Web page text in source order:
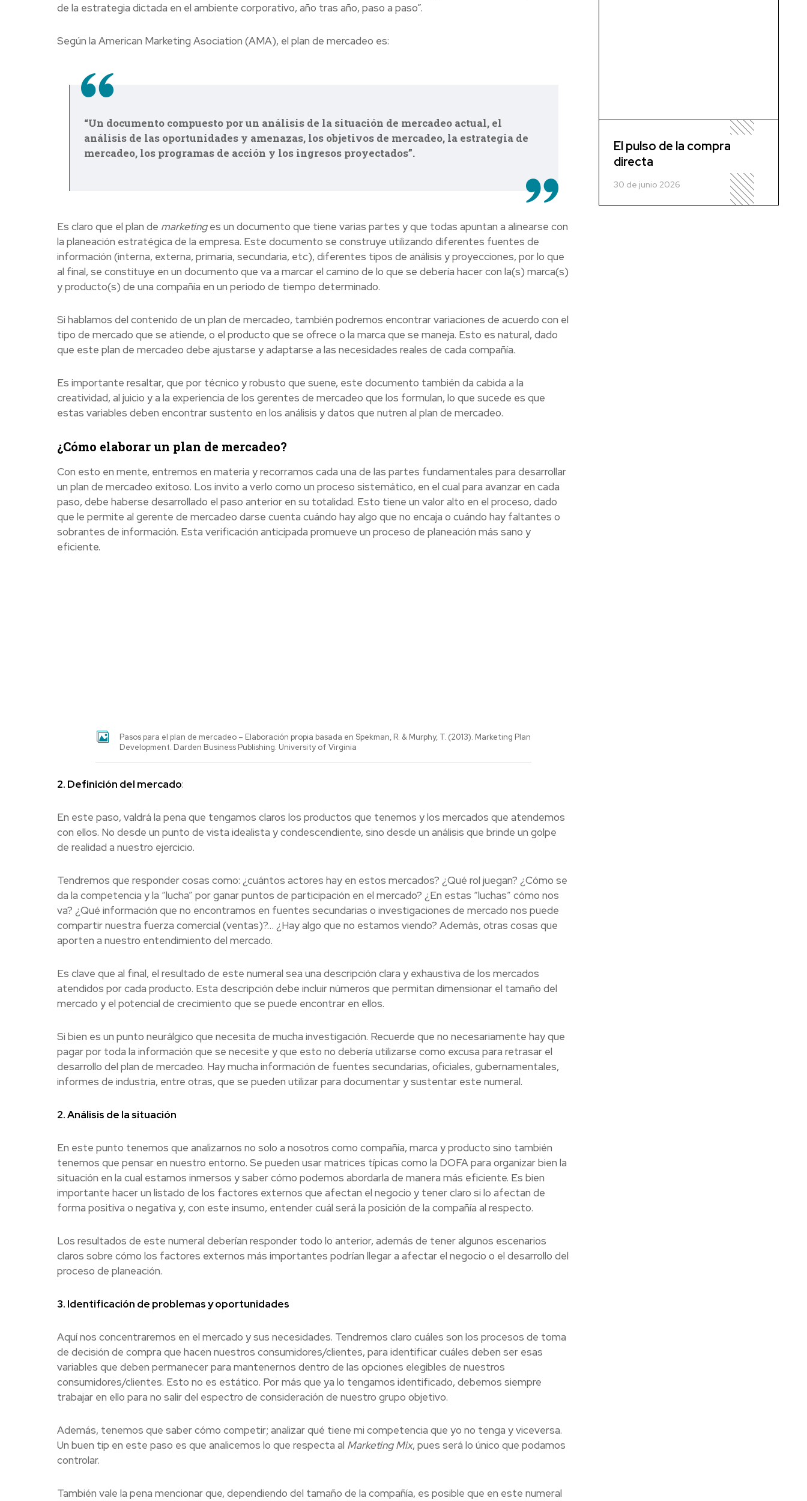
de la estrategia dictada en el ambiente corporativo, año tras año, paso a paso”.
Según la American Marketing Asociation (AMA), el plan de mercadeo es:
“Un documento compuesto por un análisis de la situación de mercadeo actual, el
análisis de las oportunidades y amenazas, los objetivos de mercadeo, la estrategia de
mercadeo, los programas de acción y los ingresos proyectados”.
Es claro que el plan de marketinges un documento que tiene varias partes y que todas apuntan a alinearse con
la planeación estratégica de la empresa. Este documento se construye utilizando diferentes fuentes de
información (interna, externa, primaria, secundaria, etc), diferentes tipos de análisis y proyecciones, por lo que
al final, se constituye en un documento que va a marcar el camino de lo que se debería hacer con la(s) marca(s)
y producto(s) de una compañía en un periodo de tiempo determinado.
Si hablamos del contenido de un plan de mercadeo, también podremos encontrar variaciones de acuerdo con el
tipo de mercado que se atiende, o el producto que se ofrece o la marca que se maneja. Esto es natural, dado
que este plan de mercadeo debe ajustarse y adaptarse a las necesidades reales de cada compañía.
Es importante resaltar, que por técnico y robusto que suene, este documento también da cabida a la
creatividad, al juicio y a la experiencia de los gerentes de mercadeo que los formulan, lo que sucede es que
estas variables deben encontrar sustento en los análisis y datos que nutren al plan de mercadeo.
¿Cómo elaborar un plan de mercadeo?
Con esto en mente, entremos en materia y recorramos cada una de las partes fundamentales para desarrollar
un plan de mercadeo exitoso. Los invito a verlo como un proceso sistemático, en el cual para avanzar en cada
paso, debe haberse desarrollado el paso anterior en su totalidad. Esto tiene un valor alto en el proceso, dado
que le permite al gerente de mercadeo darse cuenta cuándo hay algo que no encaja o cuándo hay faltantes o
sobrantes de información. Esta verificación anticipada promueve un proceso de planeación más sano y
eficiente.
Pasos para el plan de mercadeo – Elaboración propia basada en Spekman, R. & Murphy, T. (2013). Marketing Plan
Development. Darden Business Publishing. University of Virginia
2. Definición del mercado:
En este paso, valdrá la pena que tengamos claros los productos que tenemos y los mercados que atendemos
con ellos. No desde un punto de vista idealista y condescendiente, sino desde un análisis que brinde un golpe
de realidad a nuestro ejercicio.
Tendremos que responder cosas como: ¿cuántos actores hay en estos mercados? ¿Qué rol juegan? ¿Cómo se
da la competencia y la “lucha” por ganar puntos de participación en el mercado? ¿En estas “luchas” cómo nos
va? ¿Qué información que no encontramos en fuentes secundarias o investigaciones de mercado nos puede
compartir nuestra fuerza comercial (ventas)?… ¿Hay algo que no estamos viendo? Además, otras cosas que
aporten a nuestro entendimiento del mercado.
Es clave que al final, el resultado de este numeral sea una descripción clara y exhaustiva de los mercados
atendidos por cada producto. Esta descripción debe incluir números que permitan dimensionar el tamaño del
mercado y el potencial de crecimiento que se puede encontrar en ellos.
Si bien es un punto neurálgico que necesita de mucha investigación. Recuerde que no necesariamente hay que
pagar por toda la información que se necesite y que esto no debería utilizarse como excusa para retrasar el
desarrollo del plan de mercadeo. Hay mucha información de fuentes secundarias, oficiales, gubernamentales,
informes de industria, entre otras, que se pueden utilizar para documentar y sustentar este numeral.
2. Análisis de la situación
En este punto tenemos que analizarnos no solo a nosotros como compañía, marca y producto sino también
tenemos que pensar en nuestro entorno. Se pueden usar matrices típicas como la DOFA para organizar bien la
situación en la cual estamos inmersos y saber cómo podemos abordarla de manera más eficiente. Es bien
importante hacer un listado de los factores externos que afectan el negocio y tener claro si lo afectan de
forma positiva o negativa y, con este insumo, entender cuál será la posición de la compañía al respecto.
Los resultados de este numeral deberían responder todo lo anterior, además de tener algunos escenarios
claros sobre cómo los factores externos más importantes podrían llegar a afectar el negocio o el desarrollo del
proceso de planeación.
3. Identificación de problemas y oportunidades
Aquí nos concentraremos en el mercado y sus necesidades. Tendremos claro cuáles son los procesos de toma
de decisión de compra que hacen nuestros consumidores/clientes, para identificar cuáles deben ser esas
variables que deben permanecer para mantenernos dentro de las opciones elegibles de nuestros
consumidores/clientes. Esto no es estático. Por más que ya lo tengamos identificado, debemos siempre
trabajar en ello para no salir del espectro de consideración de nuestro grupo objetivo.
Además, tenemos que saber cómo competir; analizar qué tiene mi competencia que yo no tenga y viceversa.
Un buen tip en este paso es que analicemos lo que respecta al Marketing Mix, pues será lo único que podamos
controlar.
También vale la pena mencionar que, dependiendo del tamaño de la compañía, es posible que en este numeral
El pulso de la compra
directa
30 de junio 2026